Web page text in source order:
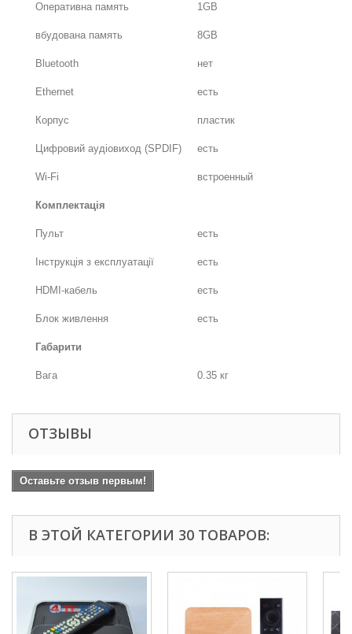
Оперативна память 1GB
вбудована память 8GB
Bluetooth нет
Ethernet есть
Корпус пластик
Цифровий аудіовиход (SPDIF) есть
Wi-Fi встроенный
Комплектація
Пульт есть
Інструкція з експлуатації есть
HDMI-кабель есть
Блок живлення есть
Габарити
Вага 0.35 кг
ОТЗЫВЫ
Оставьте отзыв первым!
В ЭТОЙ КАТЕГОРИИ 30 ТОВАРОВ: